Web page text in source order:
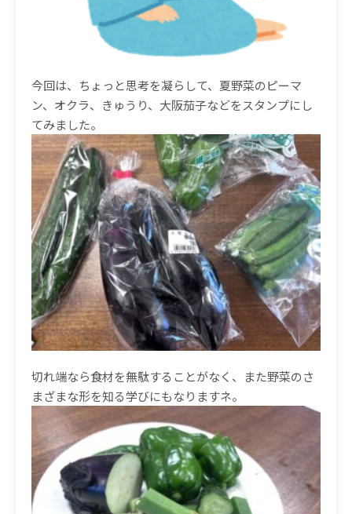
今回は、ちょっと思考を凝らして、夏野菜のピーマ
ン、オクラ、きゅうり、大阪茄子などをスタンプにし
てみました。
切れ端なら食材を無駄することがなく、また野菜のさ
まざまな形を知る学びにもなりますネ。